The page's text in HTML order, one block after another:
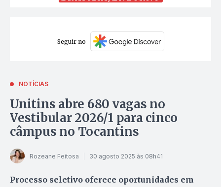
Seguir no
NOTÍCIAS
Unitins abre 680 vagas no
Vestibular 2026/1 para cinco
câmpus no Tocantins
Rozeane Feitosa 30 agosto 2025 às 08h41
Processo seletivo oferece oportunidades em